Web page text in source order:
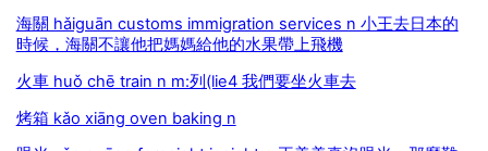
海關 hǎiguān customs immigration services n 小王去日本的
時候，海關不讓他把媽媽給他的水果帶上飛機
火車 huǒ chē train n m:列(lie4 我們要坐火車去
烤箱 kǎo xiāng oven baking n